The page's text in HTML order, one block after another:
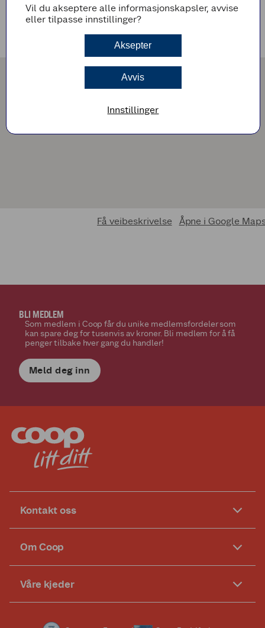
Det er ingen avvikende åpningstider i nærmeste fremtid
VEIBESKRIVELSE
Få veibeskrivelse Åpne i Google
BLI MEDLEM
Som medlem i Coop får du unike medlemsfordeler som
kan spare deg for tusenvis av kroner. Bli medlem for å få
penger tilbake hver gang du handler!
Meld deg inn
Kontakt oss
Om Coop
Våre kjeder
Vil du akseptere alle informasjonskapsler, avvise
eller tilpasse innstillinger?
Aksepter
Avvis
Innstillinger